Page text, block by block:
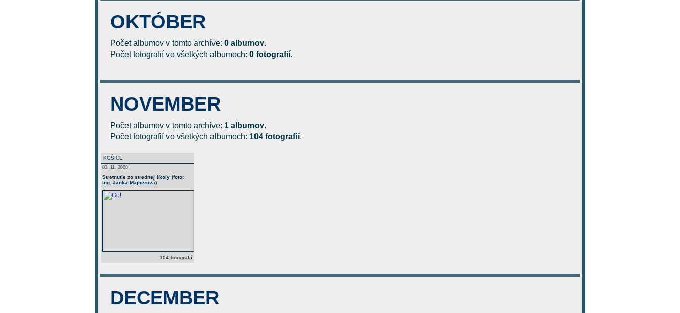
OKTÓBER
Počet albumov v tomto archíve: 0 albumov.
Počet fotografií vo všetkých albumoch: 0 fotografií.
NOVEMBER
Počet albumov v tomto archíve: 1 albumov.
Počet fotografií vo všetkých albumoch: 104 fotografií.
KOŠICE
03. 11. 2008
Stretnutie zo strednej školy (foto:
Ing. Janka Majherová)
104 fotografií
DECEMBER